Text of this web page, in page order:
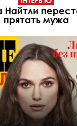
Найтли
прятать мужа